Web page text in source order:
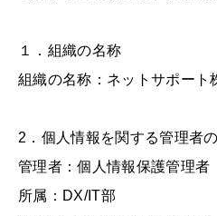
１．組織の名称
組織の名称：ネットサポート
2．個人情報を関する管理者
管理者：個人情報保護管理者
所属：DX/IT部